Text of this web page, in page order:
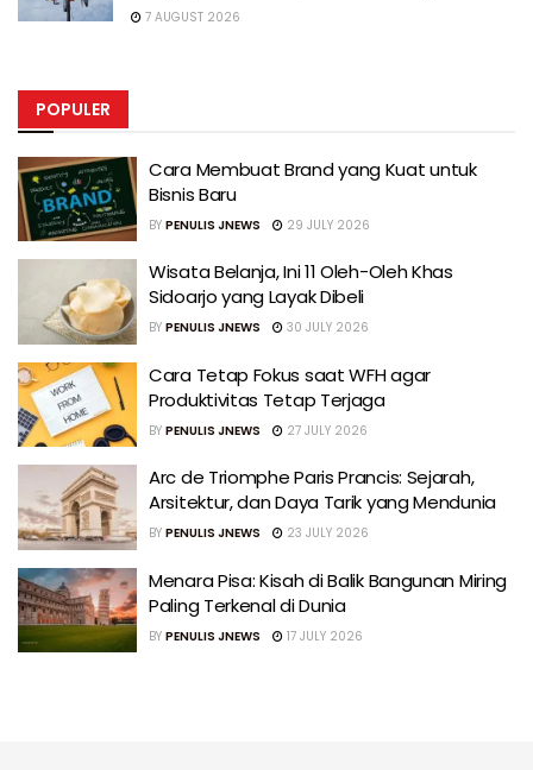
7 AUGUST 2026
POPULER
Cara Membuat Brand yang Kuat untuk
Bisnis Baru
BY PENULIS JNEWS 29 JULY 2026
Wisata Belanja, Ini 11 Oleh-Oleh Khas
Sidoarjo yang Layak Dibeli
BY PENULIS JNEWS 30 JULY 2026
Cara Tetap Fokus saat WFH agar
Produktivitas Tetap Terjaga
BY PENULIS JNEWS 27 JULY 2026
Arc de Triomphe Paris Prancis: Sejarah,
Arsitektur, dan Daya Tarik yang Mendunia
BY PENULIS JNEWS 23 JULY 2026
Menara Pisa: Kisah di Balik Bangunan Miring
Paling Terkenal di Dunia
BY PENULIS JNEWS 17 JULY 2026